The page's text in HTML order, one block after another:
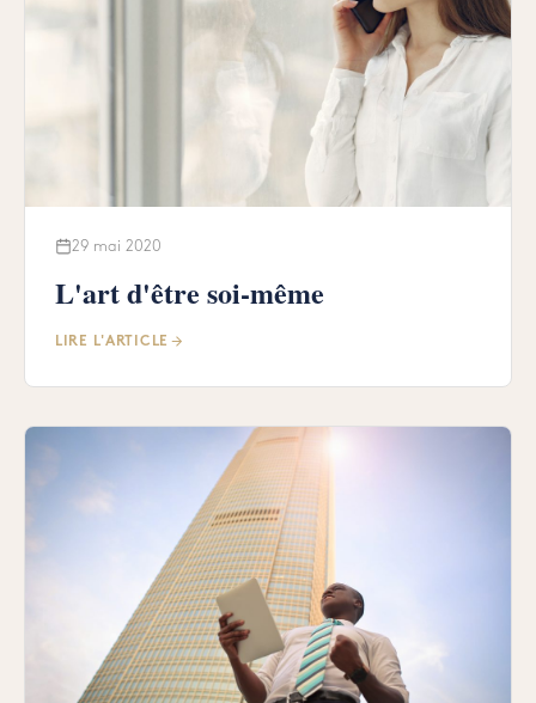
29 mai 2020
L'art d'être soi-même
LIRE L'ARTICLE